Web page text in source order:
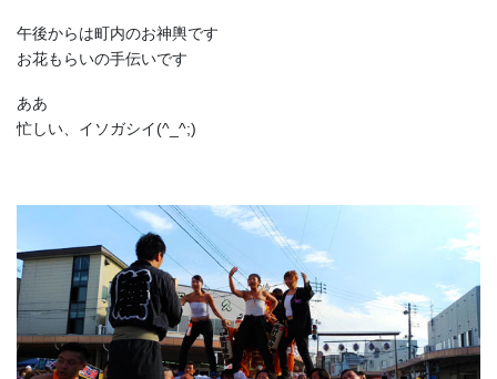
午後からは町内のお神輿です
お花もらいの手伝いです
ああ
忙しい、イソガシイ(^_^;)